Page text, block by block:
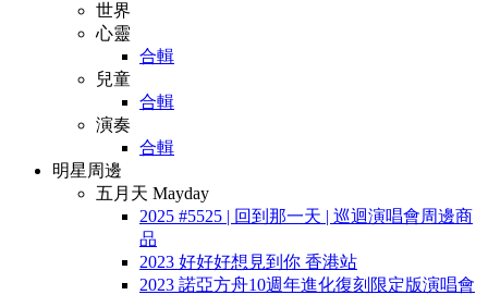
世界
心靈
合輯
兒童
合輯
演奏
合輯
明星周邊
五月天 Mayday
2025 #5525 | 回到那一天 | 巡迴演唱會周邊商
品
2023 好好好想見到你 香港站
2023 諾亞方舟10週年進化復刻限定版演唱會